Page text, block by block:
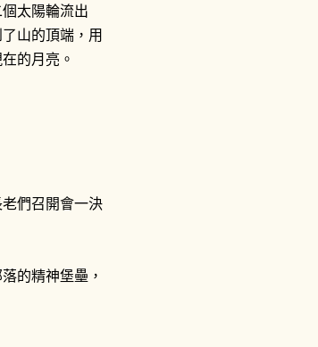
太陽輪流出
山的頂端，用
的月亮。
們召開會一決
的精神堡壘，